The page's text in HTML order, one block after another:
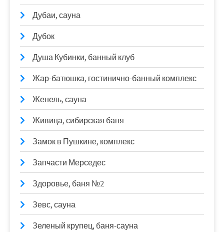
Дубаи, сауна
Дубок
Душа Кубинки, банный клуб
Жар-батюшка, гостинично-банный комплекс
Женель, сауна
Живица, сибирская баня
Замок в Пушкине, комплекс
Запчасти Мерседес
Здоровье, баня №2
Зевс, сауна
Зеленый крупец, баня-сауна